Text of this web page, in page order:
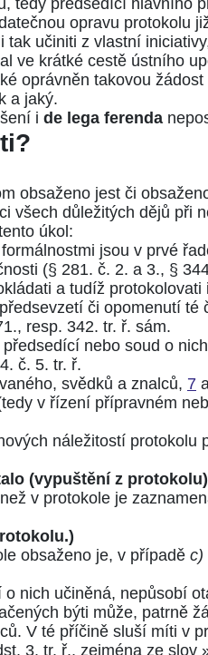
tedy předsedící hlavního
opravu protokolu
učiniti z vlastní
ve krátké cestě ústního
oprávněn takovou
a jaký.
i de lega ferenda
obsaženo jest či
všech důležitých dějů při
úkol:
jsou v prvé
(§ 281. č. 2. a 3., §
a tudíž protokolovati
či opomenutí
, resp. 342. tr. ř. sám.
nebo soud o
č. 5. tr. ř.
svědků a znalců, 7
v řízení přípravném
náležitostí
(vypuštění z protokolu)
než v protokole je
obsaženo je, v případě c)
nich učiněná, nepůsobí
býti může, patrně
V té příčině sluší míti v
3. tr. ř., zejména ze slov